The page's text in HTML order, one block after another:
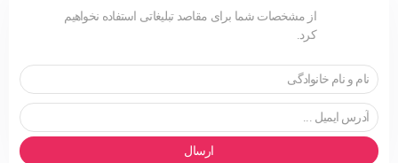
از مشخصات شما برای مقاصد تبلیغاتی استفاده نخواهیم
کرد.
ارسال